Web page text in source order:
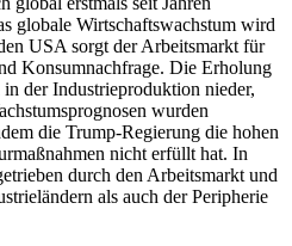
globale Wirtschaftswachstum wird
USA sorgt der Arbeitsmarkt für
Konsumnachfrage. Die Erholung
der Industrieproduktion nieder,
wurden
die Trump-Regierung die hohen
nicht erfüllt hat. In
durch den Arbeitsmarkt und
als auch der Peripherie